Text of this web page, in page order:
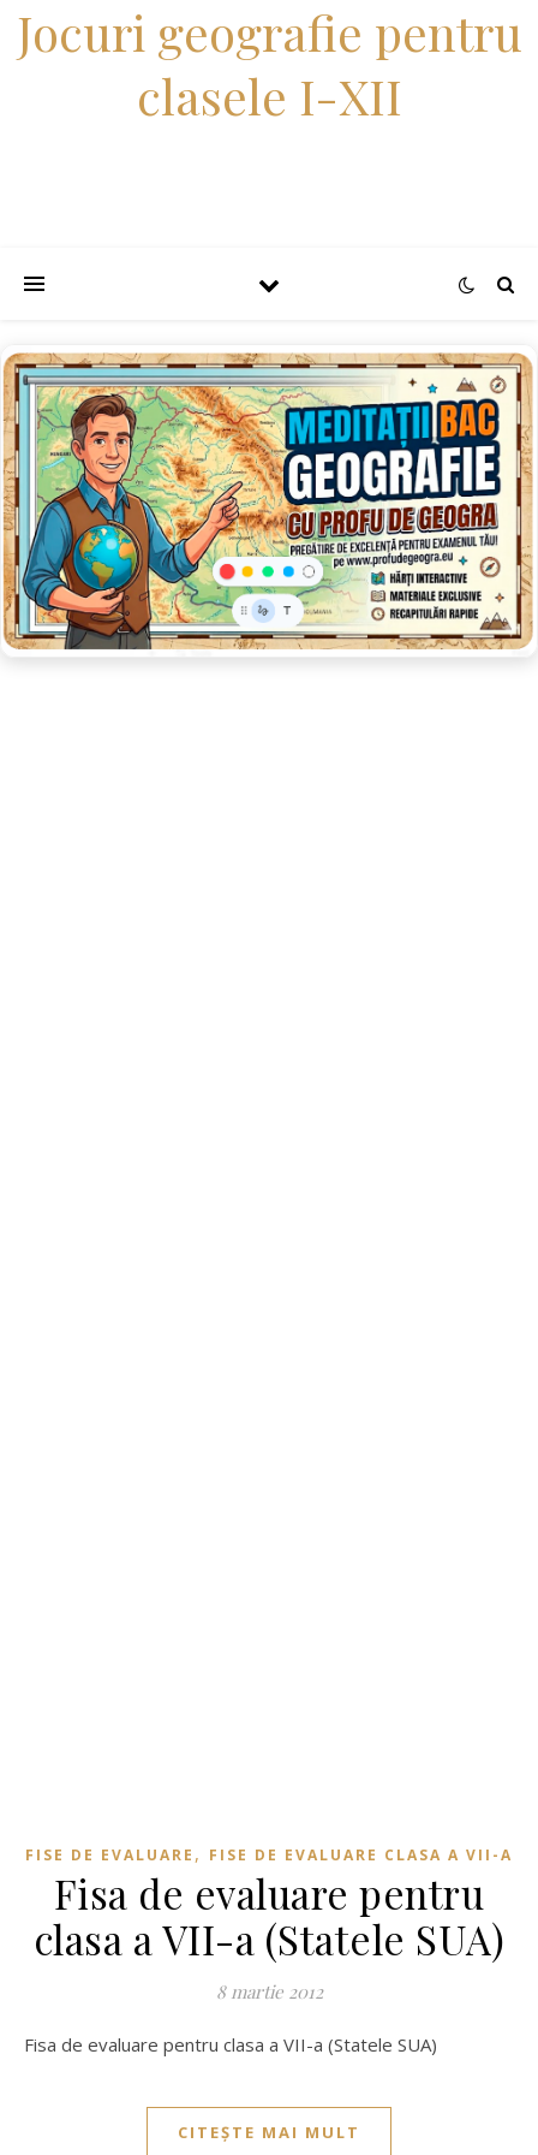
Jocuri geografie pentru
clasele I-XII
FISE DE EVALUARE , FISE DE EVALUARE CLASA A VII-A
Fisa de evaluare pentru
clasa a VII-a (Statele SUA)
8 martie 2012
Fisa de evaluare pentru clasa a VII-a (Statele SUA)
CITEȘTE MAI MULT